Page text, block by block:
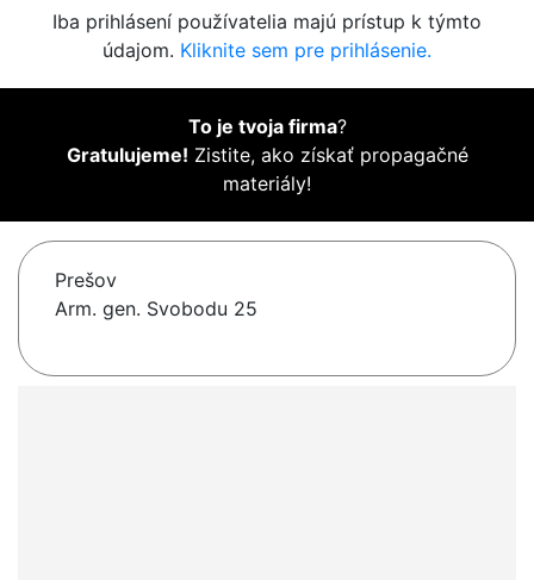
Iba prihlásení používatelia majú prístup k týmto
údajom. Kliknite sem pre prihlásenie.
To je tvoja firma?
Gratulujeme! Zistite, ako získať propagačné
materiály!
Prešov
Arm. gen. Svobodu 25